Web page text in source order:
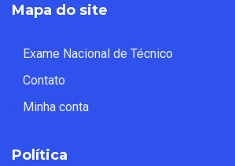
Mapa do site
Exame Nacional de Técnico
Contato
Minha conta
Política